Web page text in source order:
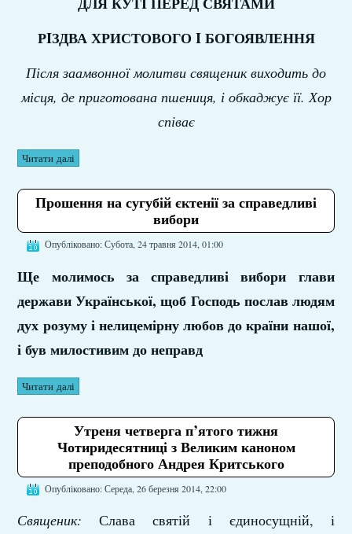
РIЗДВА ХРИСТОВОГО I БОГОЯВЛЕННЯ
Після заамвонної молитви священик виходить до
місця, де приготована пшениця, і обкаджує її. Хор
співає
Читати далі
Прошення на сугубій єктенії за справедливі
вибори
Опубліковано: Субота, 24 травня 2014, 01:00
Ще молимось за справедливі вибори глави
держави Української, щоб Господь послав людям
дух розуму і нелицемірну любов до країни нашої,
і був милостивим до неправд
Читати далі
Утреня четверга п’ятого тижня
Чотиридесятниці з Великим каноном
преподобного Андрея Критського
Опубліковано: Середа, 26 березня 2014, 22:00
Священик: Слава святій і єдиносущній, і